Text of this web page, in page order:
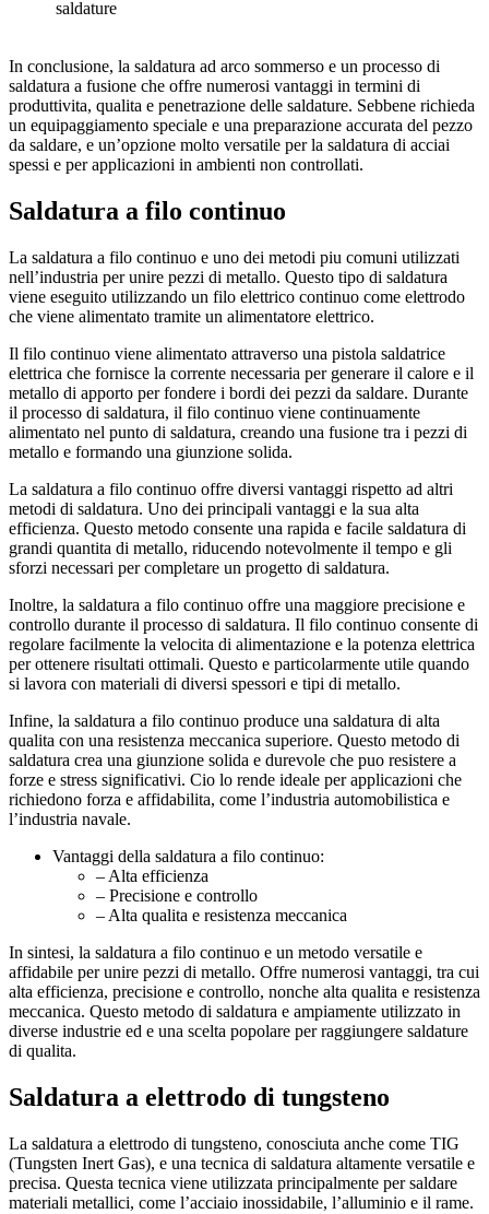
saldature
In conclusione, la saldatura ad arco sommerso e un processo di
saldatura a fusione che offre numerosi vantaggi in termini di
produttivita, qualita e penetrazione delle saldature. Sebbene richieda
un equipaggiamento speciale e una preparazione accurata del pezzo
da saldare, e un’opzione molto versatile per la saldatura di acciai
spessi e per applicazioni in ambienti non controllati.
Saldatura a filo continuo
La saldatura a filo continuo e uno dei metodi piu comuni utilizzati
nell’industria per unire pezzi di metallo. Questo tipo di saldatura
viene eseguito utilizzando un filo elettrico continuo come elettrodo
che viene alimentato tramite un alimentatore elettrico.
Il filo continuo viene alimentato attraverso una pistola saldatrice
elettrica che fornisce la corrente necessaria per generare il calore e il
metallo di apporto per fondere i bordi dei pezzi da saldare. Durante
il processo di saldatura, il filo continuo viene continuamente
alimentato nel punto di saldatura, creando una fusione tra i pezzi di
metallo e formando una giunzione solida.
La saldatura a filo continuo offre diversi vantaggi rispetto ad altri
metodi di saldatura. Uno dei principali vantaggi e la sua alta
efficienza. Questo metodo consente una rapida e facile saldatura di
grandi quantita di metallo, riducendo notevolmente il tempo e gli
sforzi necessari per completare un progetto di saldatura.
Inoltre, la saldatura a filo continuo offre una maggiore precisione e
controllo durante il processo di saldatura. Il filo continuo consente di
regolare facilmente la velocita di alimentazione e la potenza elettrica
per ottenere risultati ottimali. Questo e particolarmente utile quando
si lavora con materiali di diversi spessori e tipi di metallo.
Infine, la saldatura a filo continuo produce una saldatura di alta
qualita con una resistenza meccanica superiore. Questo metodo di
saldatura crea una giunzione solida e durevole che puo resistere a
forze e stress significativi. Cio lo rende ideale per applicazioni che
richiedono forza e affidabilita, come l’industria automobilistica e
l’industria navale.
Vantaggi della saldatura a filo continuo:
– Alta efficienza
– Precisione e controllo
– Alta qualita e resistenza meccanica
In sintesi, la saldatura a filo continuo e un metodo versatile e
affidabile per unire pezzi di metallo. Offre numerosi vantaggi, tra cui
alta efficienza, precisione e controllo, nonche alta qualita e resistenza
meccanica. Questo metodo di saldatura e ampiamente utilizzato in
diverse industrie ed e una scelta popolare per raggiungere saldature
di qualita.
Saldatura a elettrodo di tungsteno
La saldatura a elettrodo di tungsteno, conosciuta anche come TIG
(Tungsten Inert Gas), e una tecnica di saldatura altamente versatile e
precisa. Questa tecnica viene utilizzata principalmente per saldare
materiali metallici, come l’acciaio inossidabile, l’alluminio e il rame.